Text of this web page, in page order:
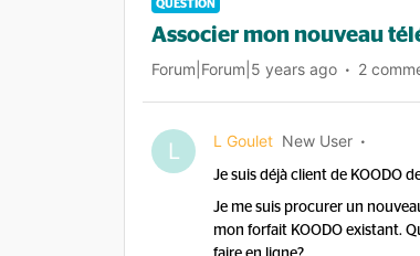
QUESTION
Associer mon nouveau
Forum|Forum|5 years ago 2
L L Goulet New User
Je suis déjà client de KOODO
Je me suis procurer un
mon forfait KOODO existant.